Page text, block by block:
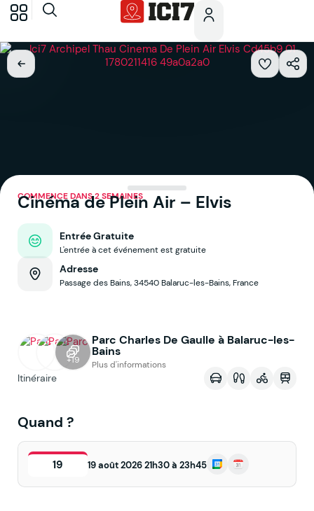
COMMENCE DANS 2 SEMAINES
Cinéma de Plein Air – Elvis
Entrée Gratuite
L'entrée à cet événement est gratuite
Adresse
Passage des Bains, 34540 Balaruc-les-Bains, France
+19
Parc Charles De Gaulle à Balaruc-les-
Bains
Plus d'informations
Voir sur la map
Itinéraire
Quand ?
19 19 août 2026 21h30 à 23h45